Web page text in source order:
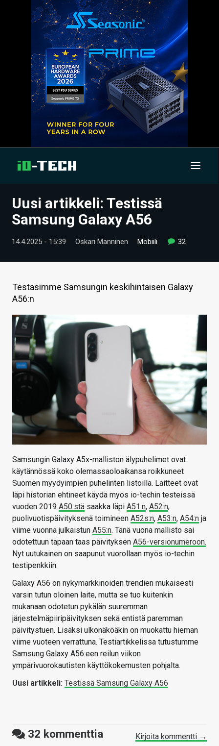
UUTISET
TIETOA
HINTA.FI
KAUPPA
VAIHDA TEEMA
Uusi artikkeli: Testissä
Samsung Galaxy A56
14.4.2025 - 15:39 Oskari Manninen Mobiili 32
Testasimme Samsungin keskihintaisen Galaxy
A56:n
Samsungin Galaxy A5x-malliston älypuhelimet ovat
käytännössä koko olemassaoloaikansa roikkuneet
Suomen myydyimpien puhelinten listoilla. Laitteet ovat
läpi historian ehtineet käydä myös io-techin testeissä
vuoden 2019 A50:stä saakka läpi A51:n, A52:n,
puolivuotispäivityksenä toimineen A52s:n, A53:n, A54:n ja
viime vuonna julkaistun A55:n. Tänä vuona mallisto sai
odotettuun tapaan taas päivityksen A56-versionumeroon.
Nyt uutukainen on saapunut vuorollaan myös io-techin
testipenkkiin.
Galaxy A56 on nykymarkkinoiden trendien mukaisesti
varsin tutun oloinen laite, mutta se tuo kuitenkin
mukanaan odotetun pykälän suuremman
järjestelmäpiiripäivityksen sekä entistä paremman
päivitystuen. Lisäksi ulkonäköäkin on muokattu hieman
viime vuoteen verrattuna. Testiartikkelissa tutustumme
Samsung Galaxy A56:een reilun viikon
ympärivuorokautisten käyttökokemusten pohjalta.
Uusi artikkeli: Testissä Samsung Galaxy A56
32 kommenttia Kirjoita kommentti →